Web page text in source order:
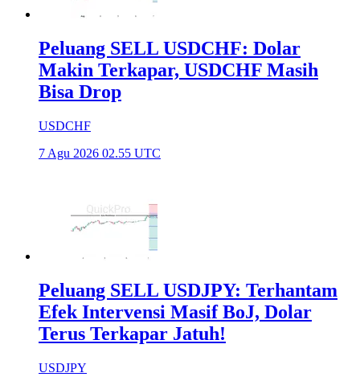
Peluang SELL USDCHF: Dolar
Makin Terkapar, USDCHF Masih
Bisa Drop
USDCHF
7 Agu 2026 02.55 UTC
Peluang SELL USDJPY: Terhantam
Efek Intervensi Masif BoJ, Dolar
Terus Terkapar Jatuh!
USDJPY